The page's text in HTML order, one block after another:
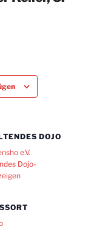
DOJO
e.V.
Dojo-